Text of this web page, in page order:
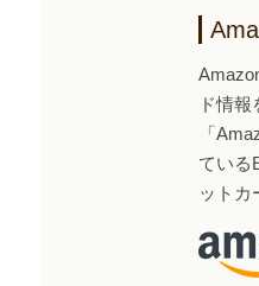
ド情
「
ている
ットカ